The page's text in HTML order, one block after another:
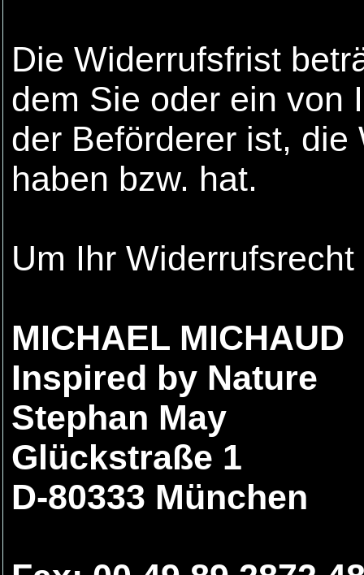
Die Widerrufsfrist
dem Sie oder ein von
der Beförderer ist,
haben bzw. hat.
Um Ihr
MICHAEL MICHAUD
Inspired by Nature
Stephan May
Glückstraße 1
D-80333 München